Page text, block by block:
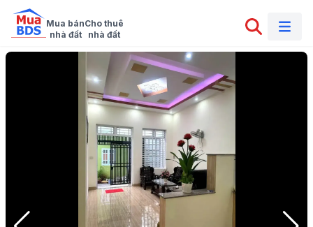
Mua bán
nhà đất
Cho thuê
nhà đất